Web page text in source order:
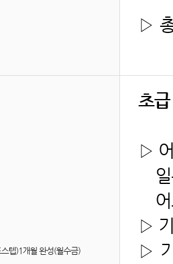
▷
텝)1개월 완성(월수금)
초
▷
일
어
▷
▷